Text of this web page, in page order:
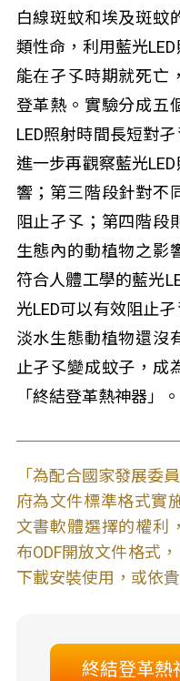
白線斑蚊和埃及斑蚊
類性命，利用藍光
能在孑孓時期就死亡
登革熱。實驗分成五
LED照射時間長短對
進一步再觀察藍光
響；第三階段針對不
阻止孑孓；第四階段
生態內的動植物之影
符合人體工學的藍光
光LED可以有效阻止
淡水生態動植物還沒
止孑孓變成蚊子，成
「終結登革熱神器」。
「為配合國家發展委
府為文件標準格式實
文書軟體選擇的權利
布ODF開放文件格式
下載安裝使用，或依
終結登革熱